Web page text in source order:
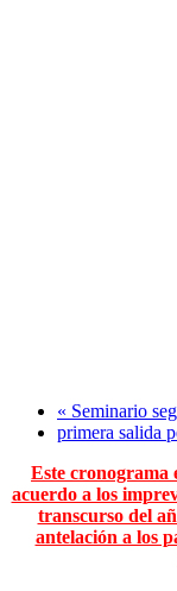
« Seminario
primera salida
Este cronograma
acuerdo a los
transcurso del
antelación a los